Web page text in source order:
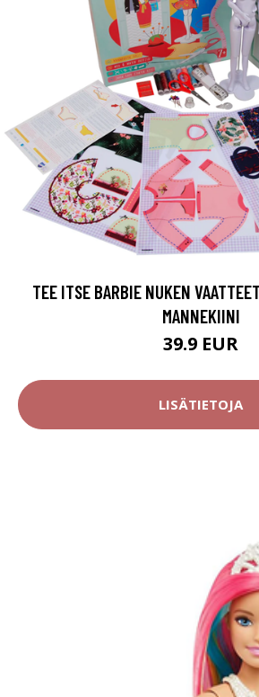
TEE ITSE BARBIE NUKEN
MANNEKIINI
39.9 EUR
LISÄTIETOJA